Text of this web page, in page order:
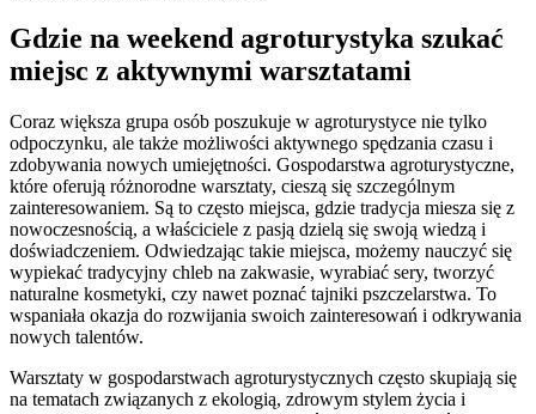
Gdzie na weekend agroturystyka szukać
miejsc z aktywnymi warsztatami
Coraz większa grupa osób poszukuje w agroturystyce nie tylko
odpoczynku, ale także możliwości aktywnego spędzania czasu i
zdobywania nowych umiejętności. Gospodarstwa agroturystyczne,
które oferują różnorodne warsztaty, cieszą się szczególnym
zainteresowaniem. Są to często miejsca, gdzie tradycja miesza się z
nowoczesnością, a właściciele z pasją dzielą się swoją wiedzą i
doświadczeniem. Odwiedzając takie miejsca, możemy nauczyć się
wypiekać tradycyjny chleb na zakwasie, wyrabiać sery, tworzyć
naturalne kosmetyki, czy nawet poznać tajniki pszczelarstwa. To
wspaniała okazja do rozwijania swoich zainteresowań i odkrywania
nowych talentów.
Warsztaty w gospodarstwach agroturystycznych często skupiają się
na tematach związanych z ekologią, zdrowym stylem życia i